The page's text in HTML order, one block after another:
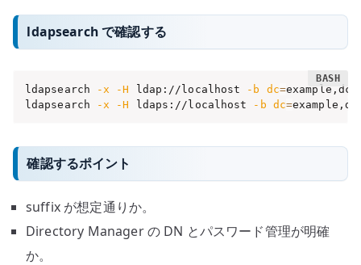
ldapsearch で確認する
ldapsearch -x -H ldap://localhost -b dc=example,dc
ldapsearch
-x -H ldaps://localhost -b dc=example,dc
確認するポイント
suffix が想定通りか。
Directory Manager の DN とパスワード管理が明確
か。